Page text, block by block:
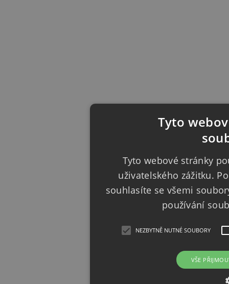
Tyto
Tyto webové stránky
uživatelského zážitku.
souhlasíte se všemi
používání
NEZBYTNĚ NUTNÉ SOUBORY
VŠE